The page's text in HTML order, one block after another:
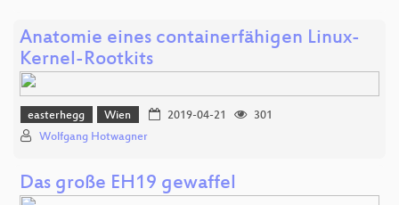
Anatomie eines containerfähigen Linux-
Kernel-Rootkits
easterhegg Wien 2019-04-21
301
Wolfgang Hotwagner
Das große EH19 gewaffel